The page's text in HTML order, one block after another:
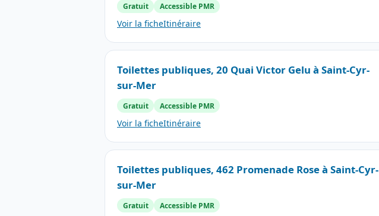
Gratuit Accessible PMR
Voir la ficheItinéraire
Toilettes publiques, 20 Quai Victor Gelu à Saint-Cyr-
sur-Mer
Gratuit Accessible PMR
Voir la ficheItinéraire
Toilettes publiques, 462 Promenade Rose à Saint-Cyr-
sur-Mer
Gratuit Accessible PMR